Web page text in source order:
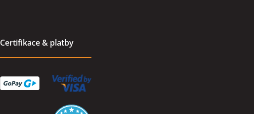
Certifikace & platby